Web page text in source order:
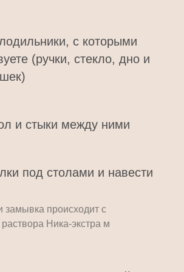
с которыми
(ручки, стекло, дно и
и стыки между ними
под столами и навести
замывка происходит с
Ника-экстра м